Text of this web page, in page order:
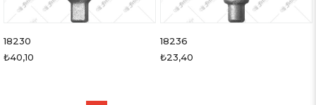
18230
₺40,10
18236
₺23,40